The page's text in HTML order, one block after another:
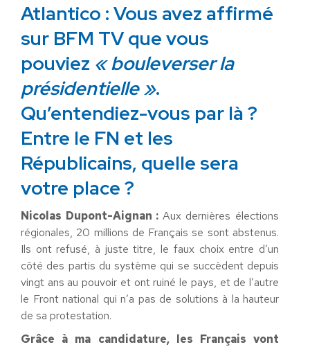
Atlantico : Vous avez affirmé
sur BFM TV que vous
pouviez « bouleverser la
présidentielle ».
Qu’entendiez-vous par là ?
Entre le FN et les
Républicains, quelle sera
votre place ?
Nicolas Dupont-Aignan : Aux dernières élections
régionales, 20 millions de Français se sont abstenus.
Ils ont refusé, à juste titre, le faux choix entre d’un
côté des partis du système qui se succèdent depuis
vingt ans au pouvoir et ont ruiné le pays, et de l’autre
le Front national qui n’a pas de solutions à la hauteur
de sa protestation.
Grâce à ma candidature, les Français vont